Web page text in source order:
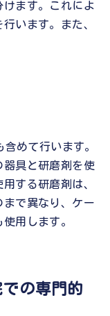
ます。これによ
います。また、
含めて行います。
器具と研磨剤を使
する研磨剤は、
で異なり、ケー
用します。
の専門的